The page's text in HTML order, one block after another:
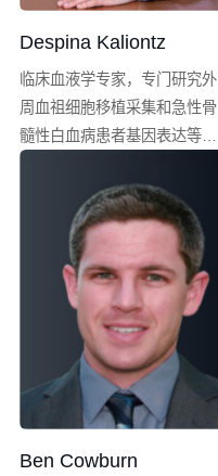
Despina Kaliontz
临床血液学专家，专门研究外
周血祖细胞移植采集和急性骨
髓性白血病患者基因表达等领
Ben Cowburn